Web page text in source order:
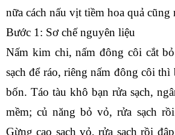
nữa cách nấu vịt tiềm hoa quả cũng
Bước 1: Sơ chế nguyên liệu
Nấm kim chi, nấm đông côi cắt
sạch để ráo, riêng nấm đông côi
bốn. Táo tàu khô bạn rửa sạch,
mềm; củ năng bỏ vỏ, rửa sạch
Gừng cạo sạch vỏ, rửa sạch rồi